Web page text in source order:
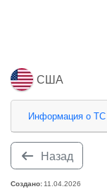
США
Информация о ТС
Назад
Создано: 11.04.2026